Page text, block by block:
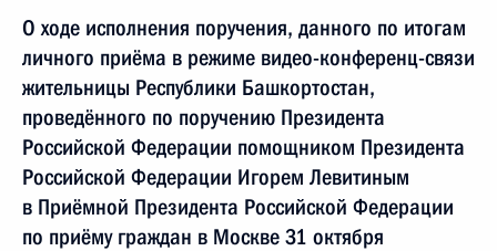
О ходе исполнения поручения, данного по итогам
личного приёма в режиме видео-конференц-связи
жительницы Республики Башкортостан,
проведённого по поручению Президента
Российской Федерации помощником Президента
Российской Федерации Игорем Левитиным
в Приёмной Президента Российской Федерации
по приёму граждан в Москве 31 октября